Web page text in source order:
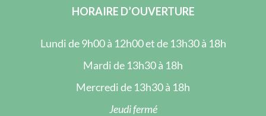
HORAIRE D’OUVERTURE
Lundi de 9h00 à 12h00 et de 13h30 à 18h
Mardi de 13h30 à 18h
Mercredi de 13h30 à 18h
Jeudi fermé